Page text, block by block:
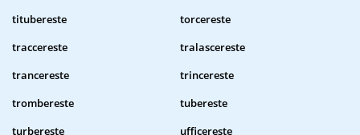
titubereste
torcereste
traccereste
tralascereste
trancereste
trincereste
trombereste
tubereste
turbereste
ufficereste